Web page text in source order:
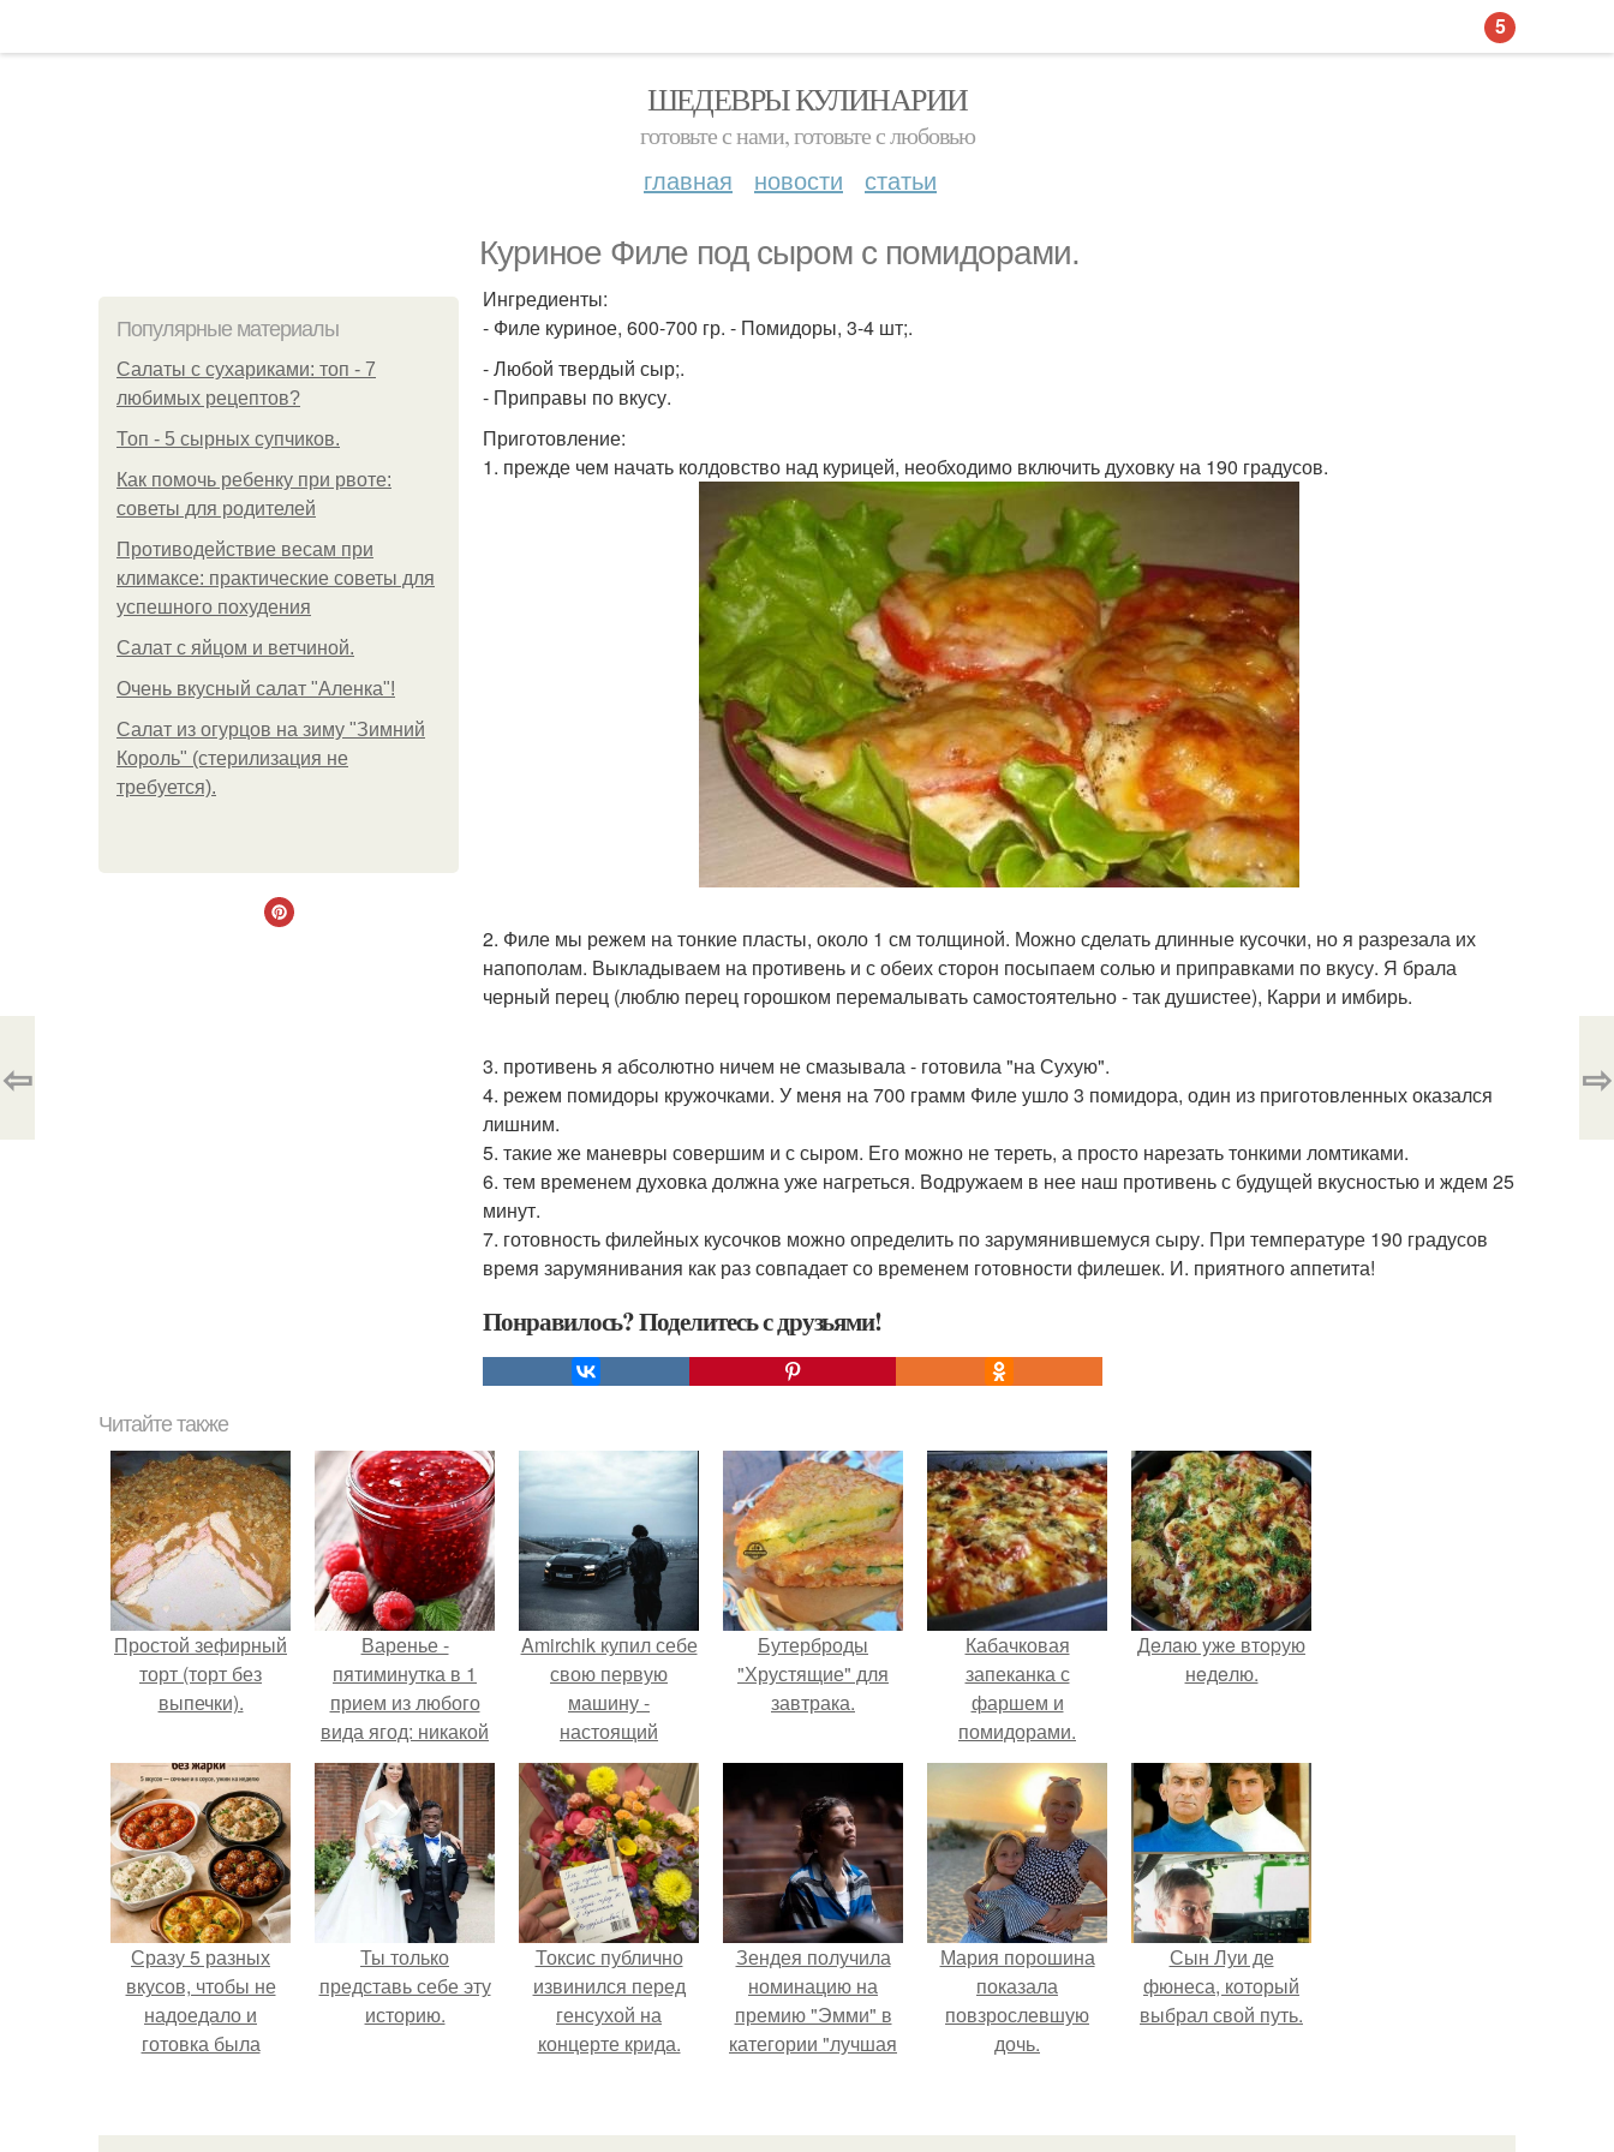
ШЕДЕВРЫ КУЛИНАРИИ
готовьте с нами, готовьте с любовью
главная новости статьи
Куриное Филе под сыром с помидорами.
Популярные материалы
Салаты с сухариками: топ - 7
любимых рецептов?
Топ - 5 сырных супчиков.
Как помочь ребенку при рвоте:
советы для родителей
Противодействие весам при
климаксе: практические советы для
успешного похудения
Салат с яйцом и ветчиной.
Очень вкусный салат "Аленка"!
Салат из огурцов на зиму "Зимний
Король" (стерилизация не
требуется).
Ингредиенты:
- Филе куриное, 600-700 гр. - Помидоры, 3-4 шт;.
- Любой твердый сыр;.
- Приправы по вкусу.
Приготовление:
1. прежде чем начать колдовство над курицей, необходимо включить духовку на 190 градусов.
2. Филе мы режем на тонкие пласты, около 1 см толщиной. Можно сделать длинные кусочки, но я разрезала их
напополам. Выкладываем на противень и с обеих сторон посыпаем солью и приправками по вкусу. Я брала
черный перец (люблю перец горошком перемалывать самостоятельно - так душистее), Карри и имбирь.
3. противень я абсолютно ничем не смазывала - готовила "на Сухую".
4. режем помидоры кружочками. У меня на 700 грамм Филе ушло 3 помидора, один из приготовленных оказался
лишним.
5. такие же маневры совершим и с сыром. Его можно не тереть, а просто нарезать тонкими ломтиками.
6. тем временем духовка должна уже нагреться. Водружаем в нее наш противень с будущей вкусностью и ждем 25
минут.
7. готовность филейных кусочков можно определить по зарумянившемуся сыру. При температуре 190 градусов
время зарумянивания как раз совпадает со временем готовности филешек. И. приятного аппетита!
Понравилось? Поделитесь с друзьями!
⇦ ⇨
Читайте также
Простой зефирный
торт (торт без
выпечки).
Варенье -
пятиминутка в 1
прием из любого
вида ягод: никакой
длительной варки,
все витамины на
месте!
Amirchik купил себе
свою первую
машину -
настоящий
автомобиль мечты
для многих
автолюбителей.
Бутерброды
"Хрустящие" для
завтрака.
Кабачковая
запеканка с
фаршем и
помидорами.
Дeлaю yжe втopую
нeдeлю.
Сразу 5 разных
вкусов, чтобы не
надоедало и
готовка была
Ты только
представь себе эту
историю.
Токсис публично
извинился перед
генсухой на
концерте крида.
Зендея получила
номинацию на
премию "Эмми" в
категории "лучшая
сериале" за третий
Мария порошина
показала
повзрослевшую
дочь.
Сын Луи де
фюнеса, который
выбрал свой путь.
5